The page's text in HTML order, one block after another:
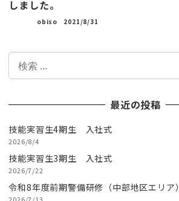
しました。
obiso 2021/8/31
索
最近の投稿
技能実習生4期生 入社式
2026/8/4
技能実習生3期生 入社式
2026/7/22
令和8年度前期警備研修（中部地区エリア）